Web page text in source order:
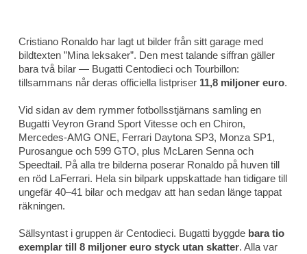
Cristiano Ronaldo har lagt ut bilder från sitt garage med
bildtexten ”Mina leksaker”. Den mest talande siffran gäller
bara två bilar — Bugatti Centodieci och Tourbillon:
tillsammans når deras officiella listpriser 11,8 miljoner euro.
Vid sidan av dem rymmer fotbollsstjärnans samling en
Bugatti Veyron Grand Sport Vitesse och en Chiron,
Mercedes-AMG ONE, Ferrari Daytona SP3, Monza SP1,
Purosangue och 599 GTO, plus McLaren Senna och
Speedtail. På alla tre bilderna poserar Ronaldo på huven till
en röd LaFerrari. Hela sin bilpark uppskattade han tidigare till
ungefär 40–41 bilar och medgav att han sedan länge tappat
räkningen.
Sällsyntast i gruppen är Centodieci. Bugatti byggde bara tio
exemplar till 8 miljoner euro styck utan skatter. Alla var